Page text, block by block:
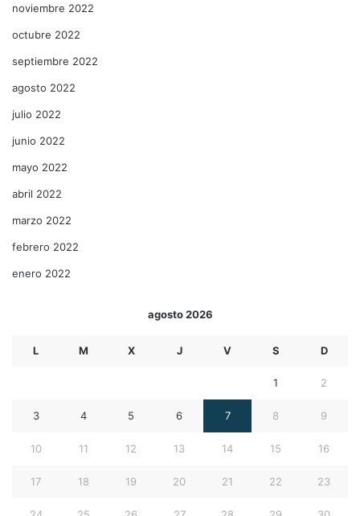
noviembre 2022
octubre 2022
septiembre 2022
agosto 2022
julio 2022
junio 2022
mayo 2022
abril 2022
marzo 2022
febrero 2022
enero 2022
agosto 2026
L M X J V S D
1 2
3 4 5 6 7 8 9
10 11 12 13 14 15 16
17 18 19 20 21 22 23